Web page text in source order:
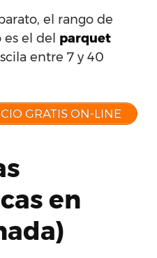
el rango de
es el del parquet
entre 7 y 40
GRATIS ON-LINE
en